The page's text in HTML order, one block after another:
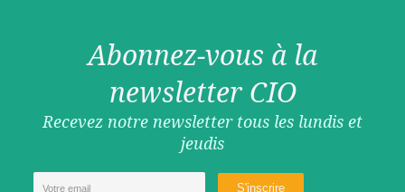
Abonnez-vous à la
newsletter CIO
Recevez notre newsletter tous les lundis et
jeudis